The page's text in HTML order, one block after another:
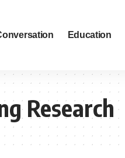
Education
Research